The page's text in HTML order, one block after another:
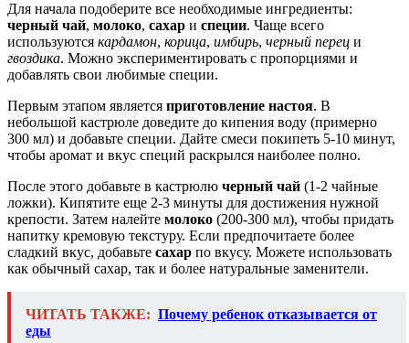
Для начала подоберите все необходимые ингредиенты:
черный чай, молоко, сахар и специи. Чаще всего
используются кардамон, корица, имбирь, черный перец и
гвоздика. Можно экспериментировать с пропорциями и
добавлять свои любимые специи.
Первым этапом является приготовление настоя. В
небольшой кастрюле доведите до кипения воду (примерно
300 мл) и добавьте специи. Дайте смеси покипеть 5-10 минут,
чтобы аромат и вкус специй раскрылся наиболее полно.
После этого добавьте в кастрюлю черный чай (1-2 чайные
ложки). Кипятите еще 2-3 минуты для достижения нужной
крепости. Затем налейте молоко (200-300 мл), чтобы придать
напитку кремовую текстуру. Если предпочитаете более
сладкий вкус, добавьте сахар по вкусу. Можете использовать
как обычный сахар, так и более натуральные заменители.
ЧИТАТЬ ТАКЖЕ: Почему ребенок отказывается от
еды